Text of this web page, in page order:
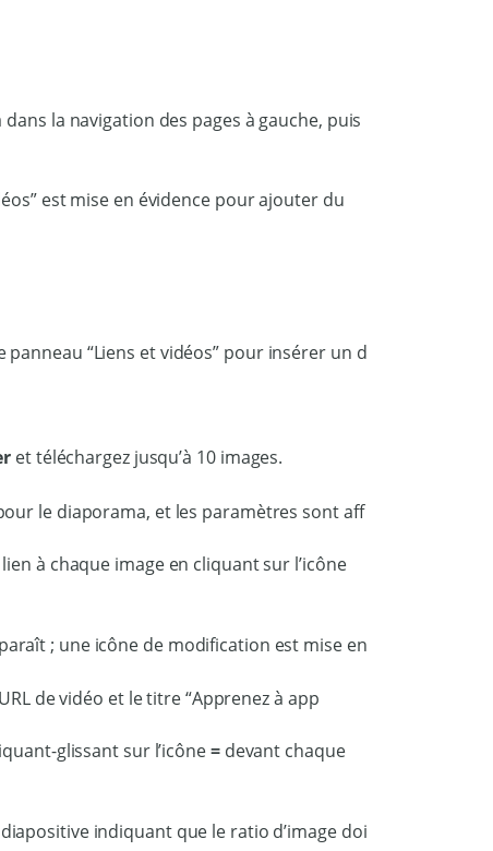
la navigation des pages à gauche, puis
et téléchargez jusqu’à 10 images.
à chaque image en cliquant sur l’icône
glissant sur l’icône=devant chaque